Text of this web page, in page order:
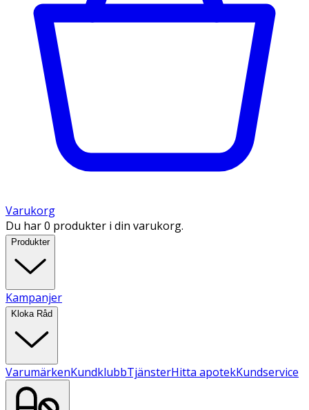
Varukorg
Du har 0 produkter i din varukorg.
Produkter
Kampanjer
Kloka Råd
VarumärkenKundklubbTjänsterHitta apotekKundservice